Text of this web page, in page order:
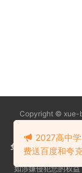
Copyright © xue-
常见问题
更
免责声明：本站资源
如涉嫌侵犯您的权
2027高中
费送百度和夸